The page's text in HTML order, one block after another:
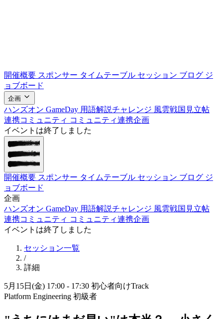
開催概要 スポンサー タイムテーブル セッション ブログ ジ
ョブボード
企画
ハンズオン GameDay 用語解説チャレンジ 風雲戦国見立帖
連携コミュニティ コミュニティ連携企画
イベントは終了しました
開催概要 スポンサー タイムテーブル セッション ブログ ジ
ョブボード
企画
ハンズオン GameDay 用語解説チャレンジ 風雲戦国見立帖
連携コミュニティ コミュニティ連携企画
イベントは終了しました
セッション一覧
/
詳細
5月15日(金) 17:00 - 17:30 初心者向けTrack
Platform Engineering 初級者